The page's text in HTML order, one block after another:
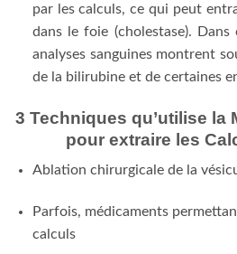
par les calculs, ce qui peut
dans le foie (cholestase).
analyses sanguines montrent
de la bilirubine et de certaines
3 Techniques qu’utilise la
pour extraire les
Ablation chirurgicale de la
Parfois, médicaments
calculs